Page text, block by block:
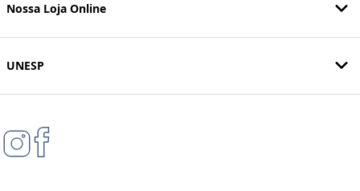
Nossa Loja Online
UNESP